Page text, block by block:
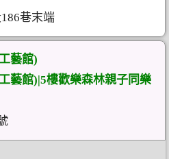
巷末端
藝館)
藝館)|5樓歡樂森林親子同樂